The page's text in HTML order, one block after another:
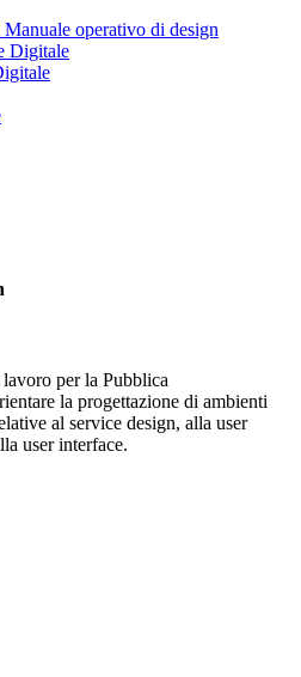
operativo di design
per la Pubblica
la progettazione di ambienti
al service design, alla user
user interface.